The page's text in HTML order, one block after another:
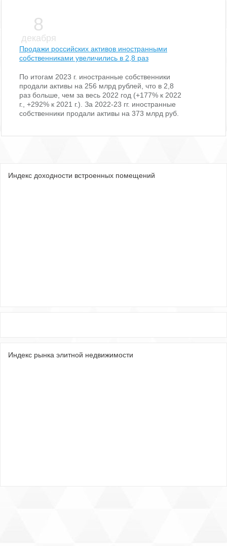
Индекс доходности встроенных помещений
Индекс рынка элитной недвижимости
8
декабря
Продажи российских активов иностранными
собственниками увеличились в 2,8 раз
По итогам 2023 г. иностранные собственники
продали активы на 256 млрд рублей, что в 2,8
раз больше, чем за весь 2022 год (+177% к 2022
г., +292% к 2021 г.). За 2022-23 гг. иностранные
собственники продали активы на 373 млрд руб.